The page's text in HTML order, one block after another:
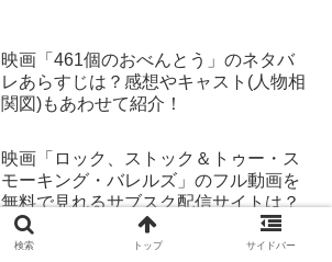
映画「461個のおべんとう」のネタバ
レあらすじは？感想やキャスト(人物相
関図)もあわせて紹介！
映画「ロック、ストック＆トゥー・ス
モーキング・バレルズ」のフル動画を
無料で見れるサブスク配信サイトは？
NetflixやhuluやDailymotionで見れる？
検索 トップ サイドバー